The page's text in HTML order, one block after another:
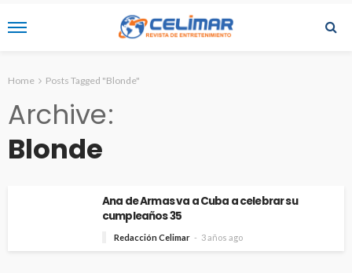
Home Posts Tagged "Blonde"
Archive
Blonde
Ana de Armas va a Cuba a celebrar su
cumpleaños 35
Redacción Celimar 3 años ago